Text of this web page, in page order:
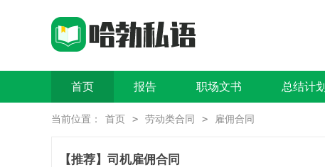
首页 报告 职场文书 总结计划
当前位置： 首页 > 劳动类合同 > 雇佣合同
【推荐】司机雇佣合同